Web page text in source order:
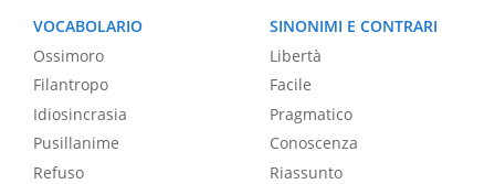
VOCABOLARIO
Ossimoro
Filantropo
Idiosincrasia
Pusillanime
Refuso
SINONIMI E CONTRARI
Libertà
Facile
Pragmatico
Conoscenza
Riassunto